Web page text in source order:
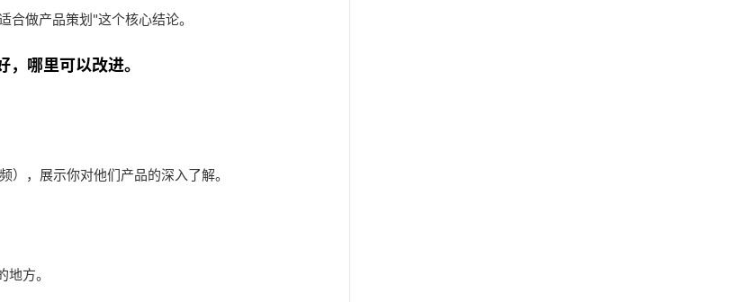
做产品策划"这个核心结论。
哪里可以改进。
），展示你对他们产品的深入了解。
方。